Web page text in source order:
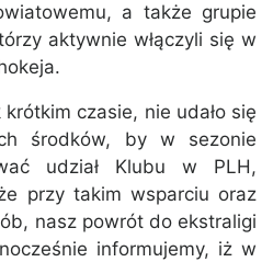
a także grupie
aktywnie włączyli się w
czasie, nie udało się
środków, by w sezonie
udział Klubu w PLH,
przy takim wsparciu oraz
nasz powrót do ekstraligi
informujemy, iż w